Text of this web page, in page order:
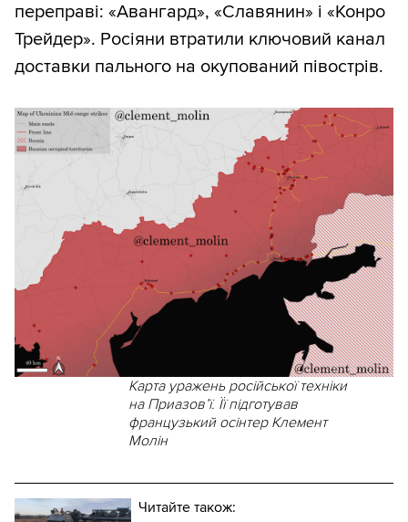
переправі: «Авангард», «Славянин» і «Конро
Трейдер». Росіяни втратили ключовий канал
доставки пального на окупований півострів.
Карта уражень російської техніки
на Приазов’ї. Її підготував
французький осінтер Клемент
Молін
Читайте також: